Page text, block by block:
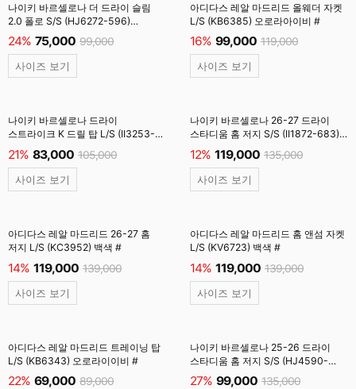
나이키 바르셀로나 더 드라이 슬림
2.0 폴로 S/S (HJ6272-596)
브라이트그레이프 #
24% 75,000 99,000
사이즈 보기
아디다스 레알 마드리드 올웨더 자켓
L/S (KB6385) 오로라아이비 #
16% 99,000 119,000
사이즈 보기
나이키 바르셀로나 드라이
스트라이크 K 드릴 탑 L/S (II3253-
621) 노블레드 #
21% 83,000 105,000
사이즈 보기
나이키 바르셀로나 26-27 드라이
스타디움 홈 저지 S/S (II1872-683)
딥가넷/블루보이드 #
12% 119,000 135,000
사이즈 보기
아디다스 레알 마드리드 26-27 홈
저지 L/S (KC3952) 백색 #
14% 119,000 139,000
사이즈 보기
아디다스 레알 마드리드 홈 앤섬 자켓
L/S (KV6723) 백색 #
14% 119,000 139,000
사이즈 보기
아디다스 레알 마드리드 트레이닝 탑
L/S (KB6343) 오로라이이비 #
22% 69,000 89,000
나이키 바르셀로나 25-26 드라이
스타디움 홈 저지 S/S (HJ4590-
456) 딥로얄블루 #
27% 99,000 135,000